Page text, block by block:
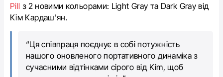
Pill з 2 новими кольорами: Light Gray та Dark Gray від
Кім Кардаш'ян.
“Ця співпраця поєднує в собі потужність
нашого оновленого портативного динаміка з
сучасними відтінками сірого від Kim, щоб